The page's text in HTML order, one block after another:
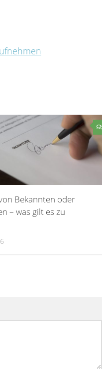
Bekannten oder
– was gilt es zu